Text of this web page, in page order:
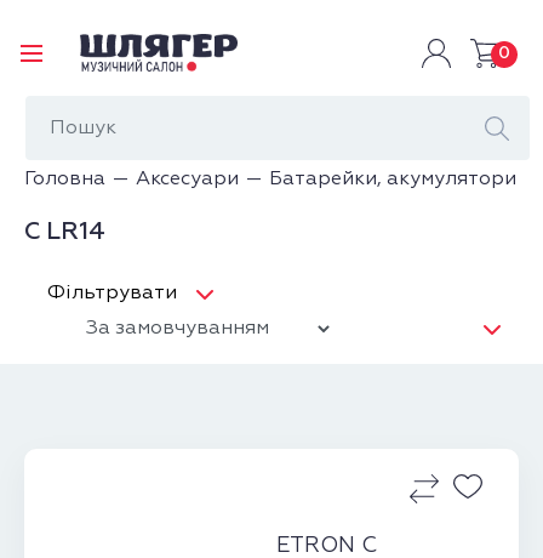
0
Головна Аксесуари Батарейки, акумулятори
C LR14
Фільтрувати
ETRON C